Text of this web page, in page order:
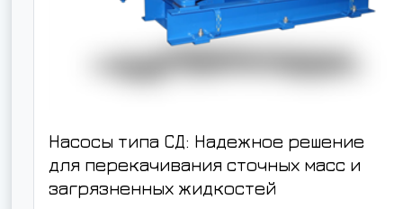
Насосы типа СД: Надежное решение
для перекачивания сточных масс и
загрязненных жидкостей